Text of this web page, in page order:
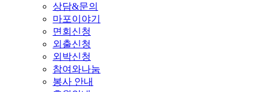
상담&문의
마포이야기
면회신청
외출신청
외박신청
참여와나눔
봉사 안내